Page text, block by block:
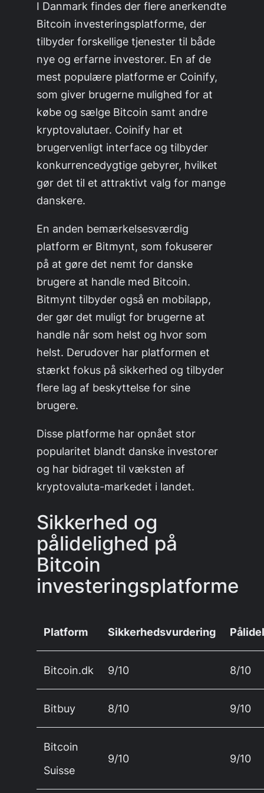
I Danmark findes der flere anerkendte
Bitcoin investeringsplatforme, der
tilbyder forskellige tjenester til både
nye og erfarne investorer. En af de
mest populære platforme er Coinify,
som giver brugerne mulighed for at
købe og sælge Bitcoin samt andre
kryptovalutaer. Coinify har et
brugervenligt interface og tilbyder
konkurrencedygtige gebyrer, hvilket
gør det til et attraktivt valg for mange
danskere.
En anden bemærkelsesværdig
platform er Bitmynt, som fokuserer
på at gøre det nemt for danske
brugere at handle med Bitcoin.
Bitmynt tilbyder også en mobilapp,
der gør det muligt for brugerne at
handle når som helst og hvor som
helst. Derudover har platformen et
stærkt fokus på sikkerhed og tilbyder
flere lag af beskyttelse for sine
brugere.
Disse platforme har opnået stor
popularitet blandt danske investorer
og har bidraget til væksten af
kryptovaluta-markedet i landet.
Sikkerhed og
pålidelighed på
Bitcoin
investeringsplatforme
Platform Sikkerhedsvurdering
Bitcoin.dk 9/10 8/10
Bitbuy 8/10 9/10
Bitcoin
Suisse
9/10 9/10